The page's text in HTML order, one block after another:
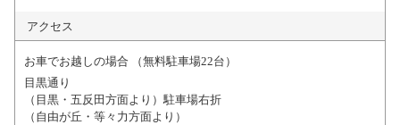
アクセス
お車でお越しの場合 （無料駐車場22台）
目黒通り
（目黒・五反田方面より）駐車場右折
（自由が丘・等々力方面より）